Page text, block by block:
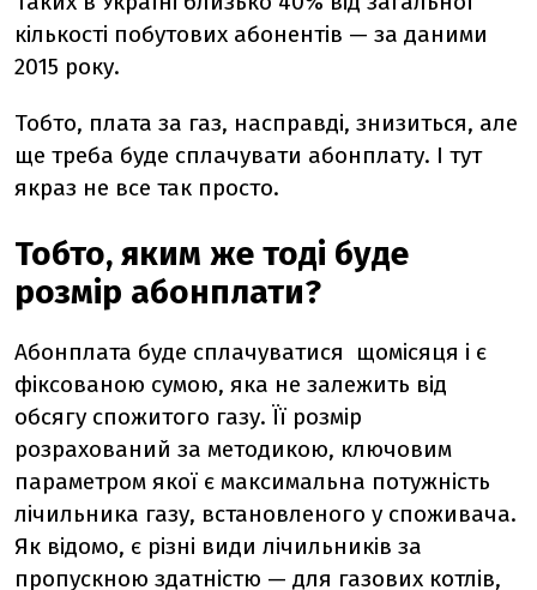
кількості побутових абонентів — за даними
2015 року.
Тобто, плата за газ, насправді, знизиться, але
ще треба буде сплачувати абонплату. І тут
якраз не все так просто.
Тобто, яким же тоді буде
розмір абонплати?
Абонплата буде сплачуватися щомісяця і є
фіксованою сумою, яка не залежить від
обсягу спожитого газу. Її розмір
розрахований за методикою, ключовим
параметром якої є максимальна потужність
лічильника газу, встановленого у споживача.
Як відомо, є різні види лічильників за
пропускною здатністю — для газових котлів,